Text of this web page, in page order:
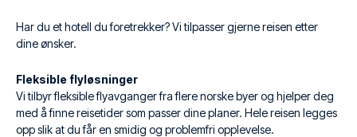
Har du et hotell du foretrekker? Vi tilpasser gjerne reisen etter
dine ønsker.
Fleksible flyløsninger
Vi tilbyr fleksible flyavganger fra flere norske byer og hjelper deg
med å finne reisetider som passer dine planer. Hele reisen legges
opp slik at du får en smidig og problemfri opplevelse.